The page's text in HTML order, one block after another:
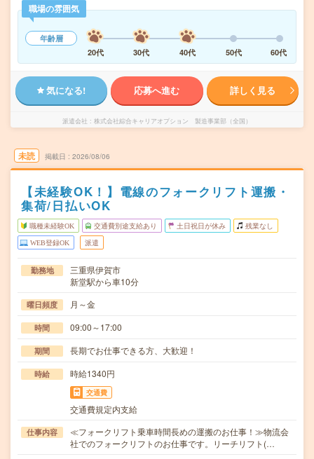
職場の雰囲気
年齢層
20代
30代 40代 50代 60代
気になる! 応募へ進む 詳しく見る
派遣会社 株式会社綜合キャリアオプション 製造事業部（全国）
未読 掲載日 2026/08/06
【未経験OK！】電線のフォークリフト運搬・
集荷/日払いOK
職種未経験OK 交通費別途支給あり 土日祝日が休み 残業なし
WEB登録OK 派遣
勤務地
三重県伊賀市
新堂駅から車10分
曜日頻度 月～金
時間 09:00～17:00
期間 長期でお仕事できる方、大歓迎！
時給 時給1340円
交通費
交通費規定内支給
仕事内容
≪フォークリフト乗車時間長めの運搬のお仕事！≫物流会
社でのフォークリフトのお仕事です。リーチリフト(…